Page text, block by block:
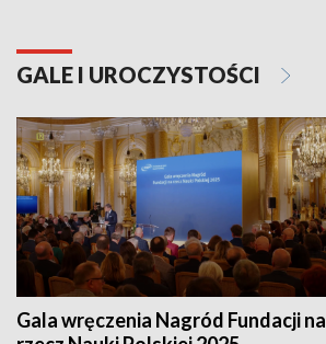
GALE I UROCZYSTOŚCI
Gala wręczenia Nagród Fundacji na